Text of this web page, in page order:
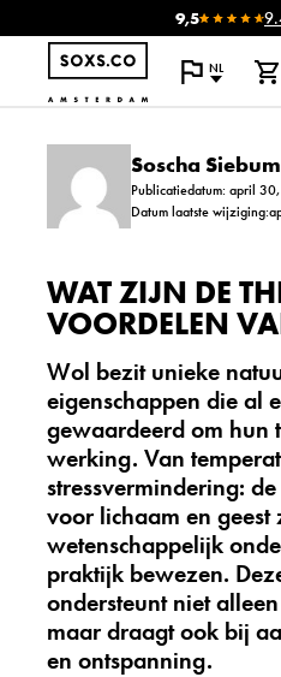
9,5
NL
Soscha Siebum
Publicatiedatum: april
Datum laatste
WAT ZIJN DE
VOORDELEN
Wol bezit unieke
eigenschappen die al
gewaardeerd om hun
werking. Van
stressvermindering:
voor lichaam en geest
wetenschappelijk
praktijk bewezen.
ondersteunt niet
maar draagt ook bij
en ontspanning.